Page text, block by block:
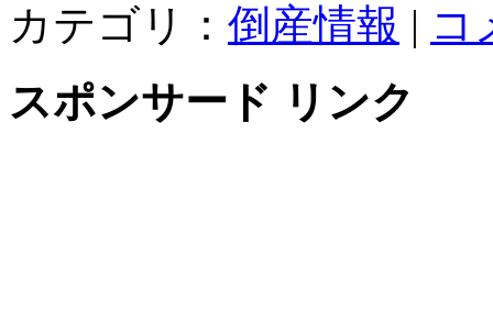
カテゴリ： 倒産情報 | コ
スポンサード リンク